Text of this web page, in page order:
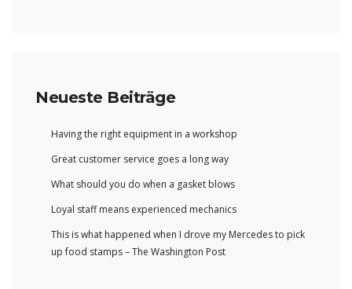
Neueste Beiträge
Having the right equipment in a workshop
Great customer service goes a long way
What should you do when a gasket blows
Loyal staff means experienced mechanics
This is what happened when I drove my Mercedes to pick
up food stamps – The Washington Post